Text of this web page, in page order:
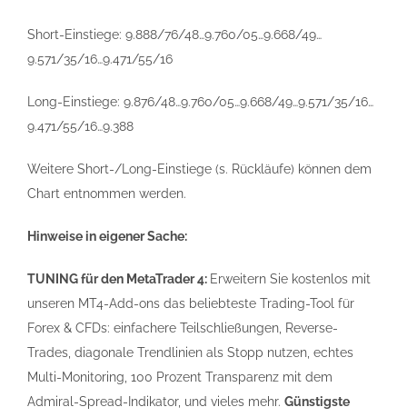
Short-Einstiege: 9.888/76/48…9.760/05…9.668/49…
9.571/35/16…9.471/55/16
Long-Einstiege: 9.876/48…9.760/05…9.668/49…9.571/35/16…
9.471/55/16…9.388
Weitere Short-/Long-Einstiege (s. Rückläufe) können dem
Chart entnommen werden.
Hinweise in eigener Sache:
TUNING für den MetaTrader 4: Erweitern Sie kostenlos mit
unseren MT4-Add-ons das beliebteste Trading-Tool für
Forex & CFDs: einfachere Teilschließungen, Reverse-
Trades, diagonale Trendlinien als Stopp nutzen, echtes
Multi-Monitoring, 100 Prozent Transparenz mit dem
Admiral-Spread-Indikator, und vieles mehr. Günstigste